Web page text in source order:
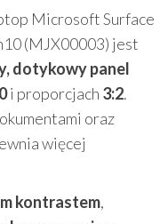
Microsoft Surface
(MJX00003) jest
dotykowy panel
i proporcjach 3:2.
oraz
więcej
kontrastem,